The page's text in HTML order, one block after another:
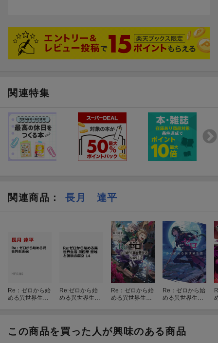
関連特集
関連商品 ： 長月 達平
Re：ゼロから始
める異世界生活
Re:ゼロから始
める異世界生活
Re：ゼロから始
める異世界生
Re：ゼロから始
める異世界生活
この商品を買った人が興味のある商品